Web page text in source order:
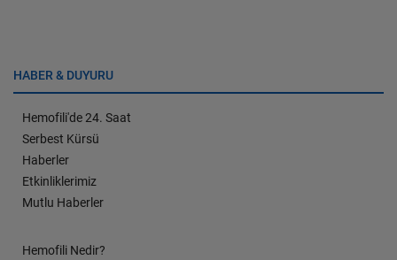
HABER & DUYURU
Hemofili'de 24. Saat
Serbest Kürsü
Haberler
Etkinliklerimiz
Mutlu Haberler
Hemofili Nedir?